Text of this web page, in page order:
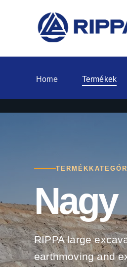
Home Termékek
RIPPA large
earthmoving and